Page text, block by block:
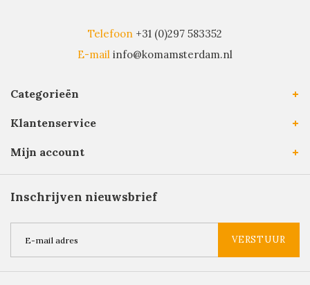
Telefoon +31 (0)297 583352
E-mail info@komamsterdam.nl
Categorieën
Klantenservice
Mijn account
Inschrijven nieuwsbrief
VERSTUUR